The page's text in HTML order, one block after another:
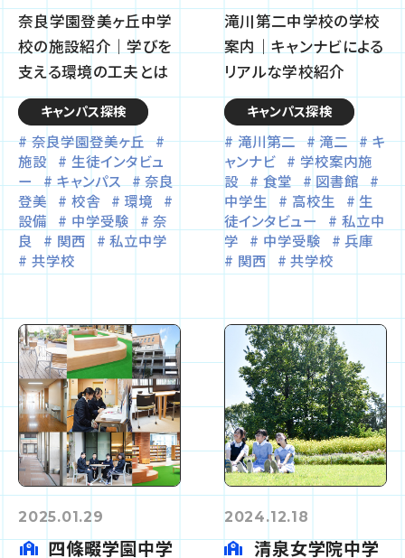
奈良学園登美ヶ丘中学
校の施設紹介｜学びを
支える環境の工夫とは
キャンパス探検
奈良学園登美ヶ丘
施設
生徒インタビュ
ー
キャンパス
奈良
登美
校舎
環境
設備
中学受験
奈
良
関西
私立中学
共学校
滝川第二中学校の学校
案内｜キャンナビによる
リアルな学校紹介
キャンパス探検
滝川第二 滝二
キ
ャンナビ
学校案内施
設
食堂
図書館
中学生
高校生
生
徒インタビュー
私立中
学
中学受験
兵庫
関西
共学校
2025.01.29
四條畷学園中学
2024.12.18
清泉女学院中学